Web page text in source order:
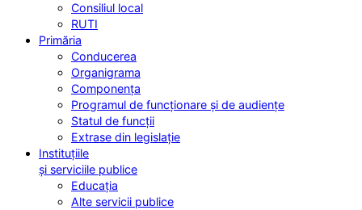
Consiliul local
RUTI
Primăria
Conducerea
Organigrama
Componența
Programul de funcționare și de audiențe
Statul de funcții
Extrase din legislație
Instituțiile
și serviciile publice
Educația
Alte servicii publice